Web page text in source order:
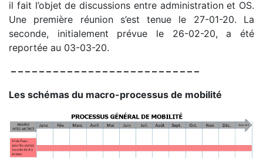
il fait l’objet de discussions entre administration et OS.
Une première réunion s’est tenue le 27-01-20. La
seconde, initialement prévue le 26-02-20, a été
reportée au 03-03-20.
– – – – – – – – – – – – – – – – – – – – – – – – – – –
Les schémas du macro-processus de mobilité